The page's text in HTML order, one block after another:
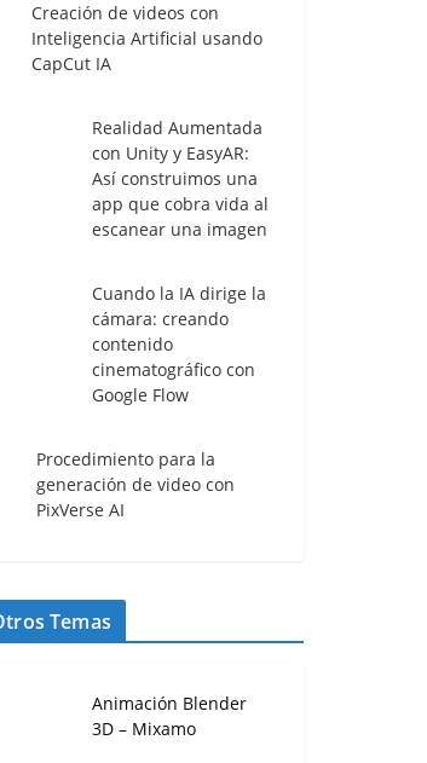
Creación de videos con
Inteligencia Artificial usando
CapCut IA
Realidad Aumentada
con Unity y EasyAR:
Así construimos una
app que cobra vida al
escanear una imagen
Cuando la IA dirige la
cámara: creando
contenido
cinematográfico con
Google Flow
Procedimiento para la
generación de video con
PixVerse AI
Temas
Animación Blender
3D – Mixamo